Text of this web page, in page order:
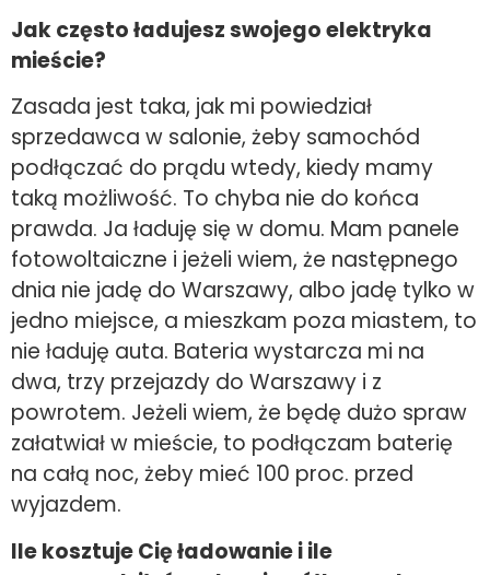
Jak często ładujesz swojego elektryka
mieście?
Zasada jest taka, jak mi powiedział
sprzedawca w salonie, żeby samochód
podłączać do prądu wtedy, kiedy mamy
taką możliwość. To chyba nie do końca
prawda. Ja ładuję się w domu. Mam panele
fotowoltaiczne i jeżeli wiem, że następnego
dnia nie jadę do Warszawy, albo jadę tylko w
jedno miejsce, a mieszkam poza miastem, to
nie ładuję auta. Bateria wystarcza mi na
dwa, trzy przejazdy do Warszawy i z
powrotem. Jeżeli wiem, że będę dużo spraw
załatwiał w mieście, to podłączam baterię
na całą noc, żeby mieć 100 proc. przed
wyjazdem.
Ile kosztuje Cię ładowanie i ile